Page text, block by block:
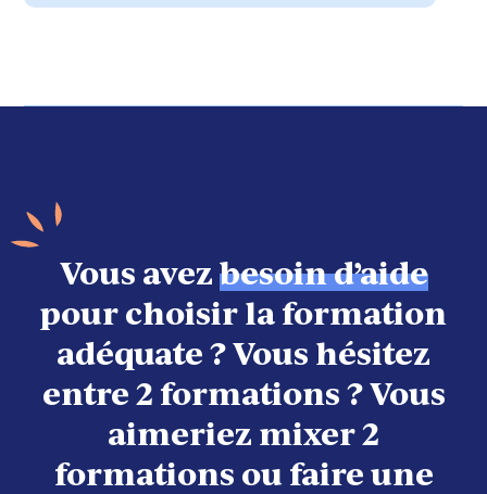
Vous avez besoin d’aide
pour choisir la formation
adéquate ? Vous hésitez
entre 2 formations ? Vous
aimeriez mixer 2
formations ou faire une